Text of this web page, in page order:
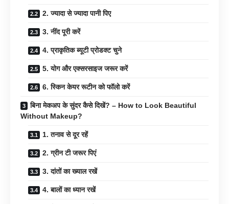
2. ज्यादा से ज्यादा पानी पिए
3. नींद पूरी करें
4. प्राकृतिक ब्यूटी प्रोडक्ट चुने
5. योग और एक्सरसाइज जरूर करें
6. स्किन केयर रूटीन को फॉलो करें
बिना मेकअप के सुंदर कैसे दिखें? – How to Look Beautiful
Without Makeup?
1. तनाव से दूर रहें
2. ग्रीन टी जरूर पिएं
3. दांतों का ख्याल रखें
4. बालों का ध्यान रखें